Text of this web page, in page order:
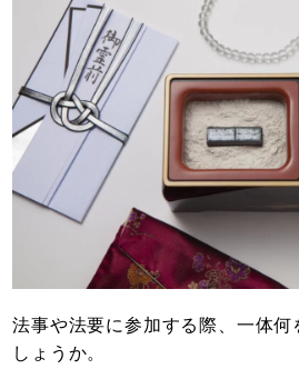
法事や法要に参加する際、一体
しょうか。